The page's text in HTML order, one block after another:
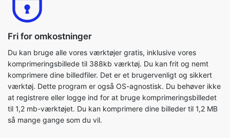
Du kan bruge alle vores værktøjer gratis, inklusive vores
komprimeringsbillede til 388kb værktøj. Du kan frit og nemt
komprimere dine billedfiler. Det er et brugervenligt og sikkert
at registrere eller logge ind for at bruge komprimeringsbilledet
til 1,2 mb-værktøjet. Du kan komprimere dine billeder til 1,2 MB
så mange gange som du vil.